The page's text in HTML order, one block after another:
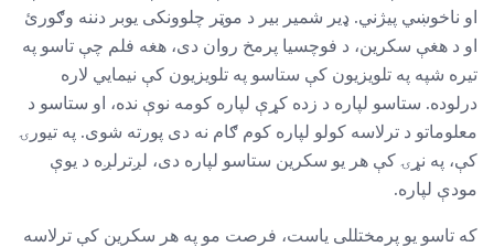
او ناخوښي پیژني. ډیر شمیر بیر د موټر چلوونکی یوبر دننه وګورئ
او د هغې سکرین، د فوچسیا پرمخ روان دی، هغه فلم چې تاسو په
تیره شپه په تلویزیون کې ستاسو په تلویزیون کې نیمایي لاره
درلوده. ستاسو لپاره د زده کړې لپاره کومه نوې نده، او ستاسو د
معلوماتو د ترلاسه کولو لپاره کوم ګام نه دی پورته شوی. په تیورۍ
کې، په نړۍ کې هر یو سکرین ستاسو لپاره دی، لږترلږه د یوې
مودې لپاره.
که تاسو یو پرمختللی یاست، فرصت مو په هر سکرین کې ترلاسه